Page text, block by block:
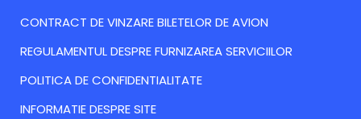
CONTRACT DE VINZARE BILETELOR DE AVION
REGULAMENTUL DESPRE FURNIZAREA SERVICIILOR
POLITICA DE CONFIDENTIALITATE
INFORMATIE DESPRE SITE